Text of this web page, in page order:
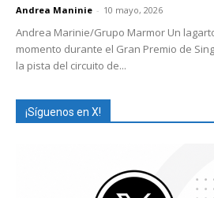
Andrea Maninie - 10 mayo, 2026
Andrea Marinie/Grupo Marmor Un
momento durante el Gran Premio de
la pista del circuito de...
¡Síguenos en X!